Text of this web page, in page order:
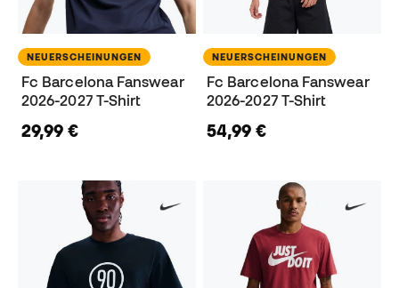
NEUERSCHEINUNGEN
Fc Barcelona Fanswear
2026-2027 T-Shirt
29,99 €
NEUERSCHEINUNGEN
Fc Barcelona Fanswear
2026-2027 T-Shirt
54,99 €